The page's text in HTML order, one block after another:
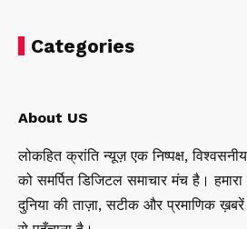
Categories
About US
लोकहित क्रांति न्यूज़ एक निष्पक्ष,
को समर्पित डिजिटल समाचार मंच है। हमारा
दुनिया की ताज़ा, सटीक और प्रमाणिक